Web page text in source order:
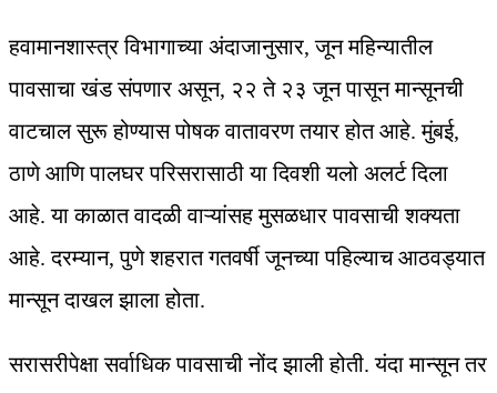
हवामानशास्त्र विभागाच्या अंदाजानुसार, जून महिन्यातील
पावसाचा खंड संपणार असून, २२ ते २३ जून पासून मान्सूनची
वाटचाल सुरू होण्यास पोषक वातावरण तयार होत आहे. मुंबई,
ठाणे आणि पालघर परिसरासाठी या दिवशी यलो अलर्ट दिला
आहे. या काळात वादळी वाऱ्यांसह मुसळधार पावसाची शक्यता
आहे. दरम्यान, पुणे शहरात गतवर्षी जूनच्या पहिल्याच आठवड्यात
मान्सून दाखल झाला होता.
सरासरीपेक्षा सर्वाधिक पावसाची नोंद झाली होती. यंदा मान्सून तर